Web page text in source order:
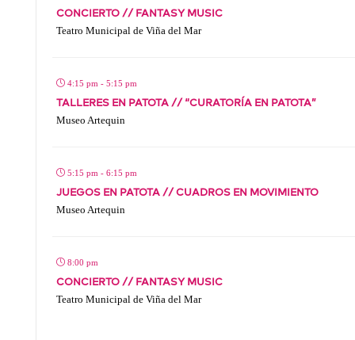
CONCIERTO // FANTASY MUSIC
Teatro Municipal de Viña del Mar
4:15 pm - 5:15 pm
TALLERES EN PATOTA // “CURATORÍA EN PATOTA”
Museo Artequin
5:15 pm - 6:15 pm
JUEGOS EN PATOTA // CUADROS EN MOVIMIENTO
Museo Artequin
8:00 pm
CONCIERTO // FANTASY MUSIC
Teatro Municipal de Viña del Mar